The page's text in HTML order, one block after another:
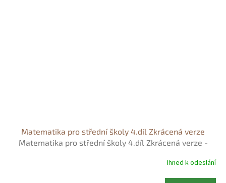
Matematika pro střední školy 4.díl Zkrácená verze
Matematika pro střední školy 4.díl Zkrácená verze -
Ihned k odeslání